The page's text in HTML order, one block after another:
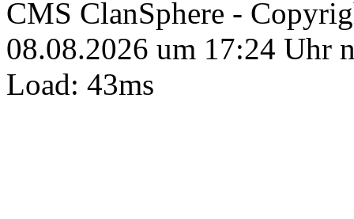
CMS ClanSphere -
08.08.2026 um 17:24 Uhr
Load: 43ms